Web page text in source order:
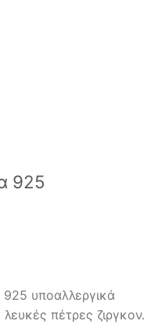
925
925 υποαλλεργικά
πέτρες ζιργκον.